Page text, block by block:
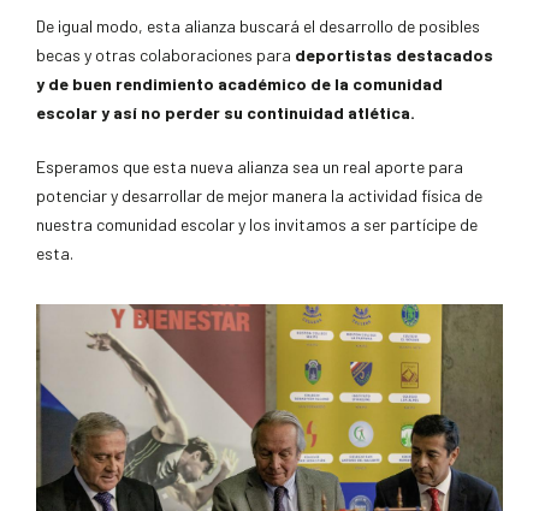
De igual modo, esta alianza buscará el desarrollo de posibles
becas y otras colaboraciones para deportistas destacados
y de buen rendimiento académico de la comunidad
escolar y así no perder su continuidad atlética.
Esperamos que esta nueva alianza sea un real aporte para
potenciar y desarrollar de mejor manera la actividad física de
nuestra comunidad escolar y los invitamos a ser partícipe de
esta.